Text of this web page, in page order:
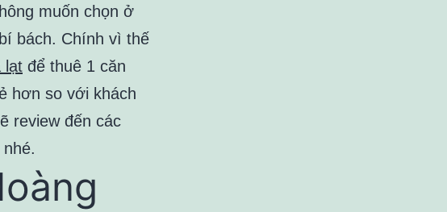
muốn chọn ở
bách. Chính vì thế
lạt để thuê 1 căn
hơn so với khách
review đến các